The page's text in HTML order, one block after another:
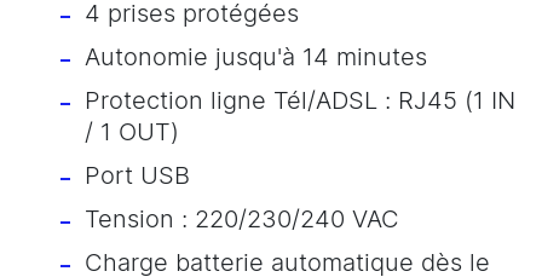
4 prises protégées
Autonomie jusqu'à 14 minutes
Protection ligne Tél/ADSL : RJ45 (1 IN
/ 1 OUT)
Port USB
Tension : 220/230/240 VAC
Charge batterie automatique dès le